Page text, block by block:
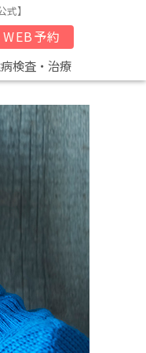
】
WEB予約
検査・治療